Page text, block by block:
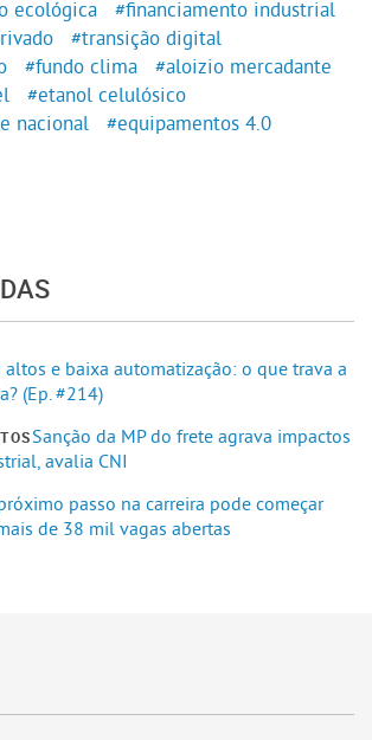
ecológica
#financiamento industrial
#transição digital
#fundo clima
#aloizio mercadante
#etanol celulósico
nacional
#equipamentos 4.0
altos e baixa automatização: o que trava a
(Ep. #214)
Sanção da MP do frete agrava impactos
avalia CNI
passo na carreira pode começar
de 38 mil vagas abertas